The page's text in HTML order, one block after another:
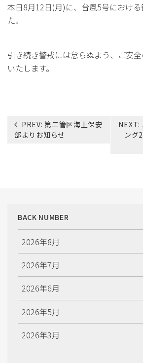
本日8月12日(月)に、台風5号におけ
た。
引き続き警戒には怠らぬよう、ご安
いたします。
投
稿
PREV: 第二管区海上保安
部よりお知らせ
NEXT:
ング
BACK NUMBER
2026年8月
2026年7月
2026年6月
2026年5月
2026年3月